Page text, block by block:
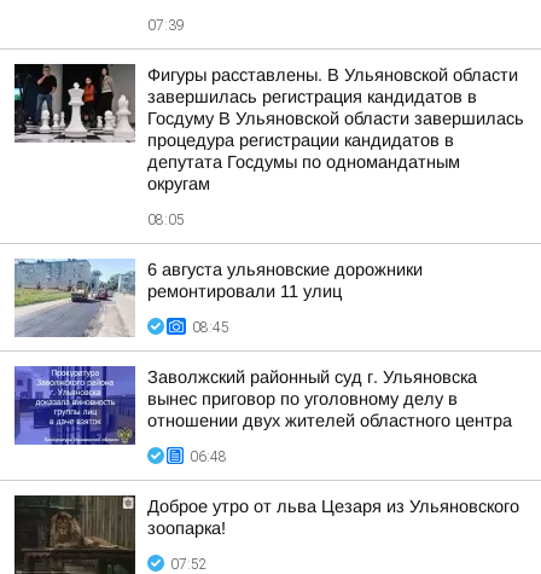
07:39
Фигуры расставлены. В Ульяновской области
завершилась регистрация кандидатов в
Госдуму В Ульяновской области завершилась
процедура регистрации кандидатов в
депутата Госдумы по одномандатным
округам
08:05
6 августа ульяновские дорожники
ремонтировали 11 улиц
08:45
Заволжский районный суд г. Ульяновска
вынес приговор по уголовному делу в
отношении двух жителей областного центра
06:48
Доброе утро от льва Цезаря из Ульяновского
зоопарка!
07:52